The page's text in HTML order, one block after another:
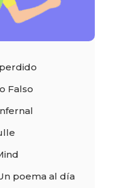
Falso
poema al día